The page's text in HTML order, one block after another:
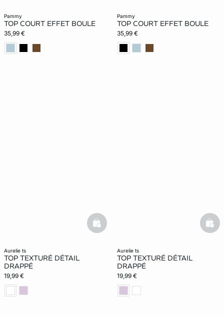
pammy
TOP COURT EFFET BOULE
35,99 €
pammy
TOP COURT EFFET BOULE
35,99 €
aurelie ts
TOP TEXTURÉ DÉTAIL
DRAPPÉ
19,99 €
basketfull
aurelie ts
TOP TEXTURÉ DÉTAIL
DRAPPÉ
19,99 €